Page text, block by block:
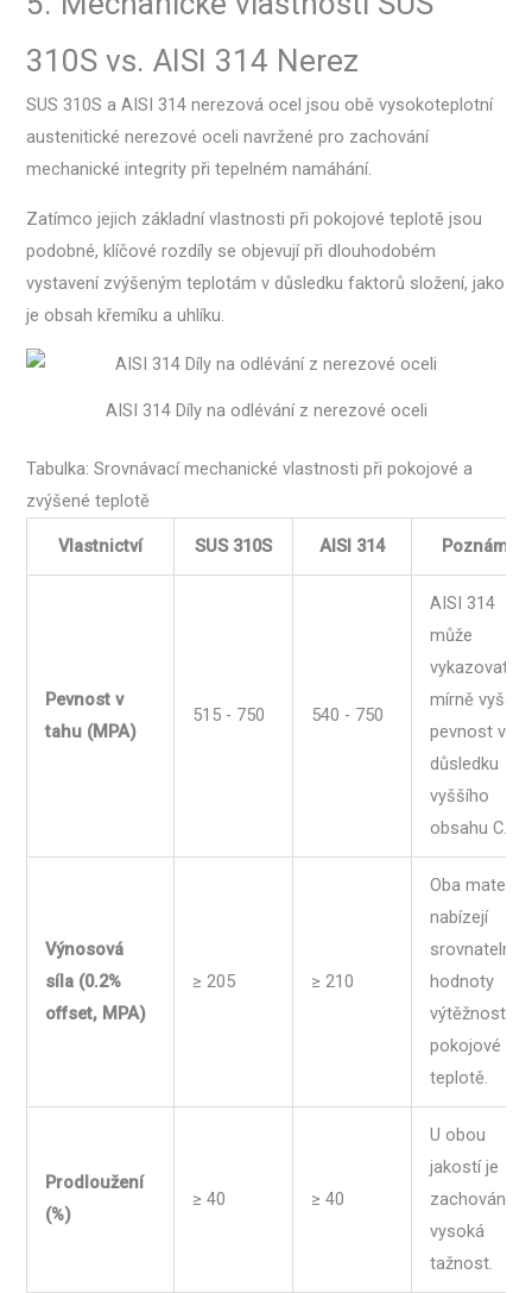
310S vs. AISI 314 Nerez
SUS 310S a AISI 314 nerezová ocel jsou obě vysokoteplotní
austenitické nerezové oceli navržené pro zachování
mechanické integrity při tepelném namáhání.
Zatímco jejich základní vlastnosti při pokojové teplotě jsou
podobné, klíčové rozdíly se objevují při dlouhodobém
vystavení zvýšeným teplotám v důsledku faktorů složení, jako
je obsah křemíku a uhlíku.
AISI 314 Díly na odlévání z nerezové oceli
Tabulka: Srovnávací mechanické vlastnosti při pokojové a
zvýšené teplotě
Vlastnictví SUS 310S AISI 314 Poznámky
Pevnost v
tahu (MPA)
515 - 750 540 - 750
AISI 314
může
vykazovat
mírně vyšší
pevnost v
důsledku
vyššího
obsahu C.
Výnosová
síla (0.2%
offset, MPA)
≥ 205 ≥ 210
Oba
nabízejí
srovnatelné
hodnoty
výtěžnosti
pokojové
teplotě.
Prodloužení
(%)
≥ 40 ≥ 40
U obou
jakostí je
zachována
vysoká
tažnost.